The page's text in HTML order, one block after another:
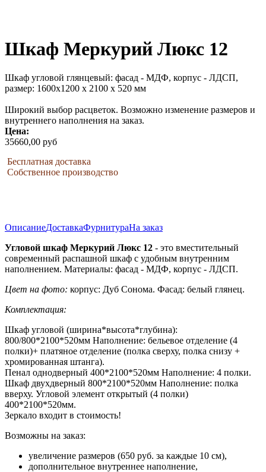
Шкаф Меркурий Люкс 12
Шкаф угловой глянцевый: фасад - МДФ, корпус - ЛДСП,
размер: 1600х1200 х 2100 х 520 мм
Широкий выбор расцветок. Возможно изменение размеров и
внутреннего наполнения на заказ.
Цена:
35660,00 руб
Бесплатная доставка
Собственное производство
ОписаниеДоставкаФурнитураНа заказ
Угловой шкаф Меркурий Люкс 12 - это вместительный
современный распашной шкаф с удобным внутренним
наполнением. Материалы: фасад - МДФ, корпус - ЛДСП.
Цвет на фото: корпус: Дуб Сонома. Фасад: белый глянец.
Комплектация:
Шкаф угловой (ширина*высота*глубина):
800/800*2100*520мм Наполнение: бельевое отделение (4
полки)+ платяное отделение (полка сверху, полка снизу +
хромированная штанга).
Пенал однодверный 400*2100*520мм Наполнение: 4 полки.
Шкаф двухдверный 800*2100*520мм Наполнение: полка
вверху. Угловой элемент открытый (4 полки)
400*2100*520мм.
Зеркало входит в стоимость!
Возможны на заказ:
увеличение размеров (650 руб. за каждые 10 см),
дополнительное внутреннее наполнение,